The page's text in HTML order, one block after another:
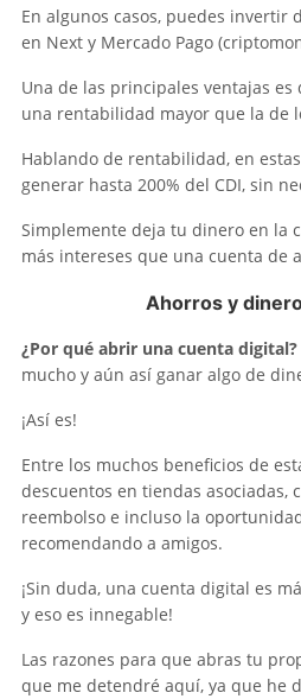
En algunos casos, puedes invertir
en Next y Mercado Pago
Una de las principales ventajas
una rentabilidad mayor que la de
Hablando de rentabilidad, en
generar hasta 200% del CDI, sin
Simplemente deja tu dinero en la
más intereses que una cuenta de
Ahorros y
¿Por qué abrir una cuenta digital?
mucho y aún así ganar algo de
¡Así es!
Entre los muchos beneficios de
descuentos en tiendas asociadas,
reembolso e incluso la
recomendando a amigos.
¡Sin duda, una cuenta digital es
y eso es innegable!
Las razones para que abras tu
que me detendré aquí, ya que he